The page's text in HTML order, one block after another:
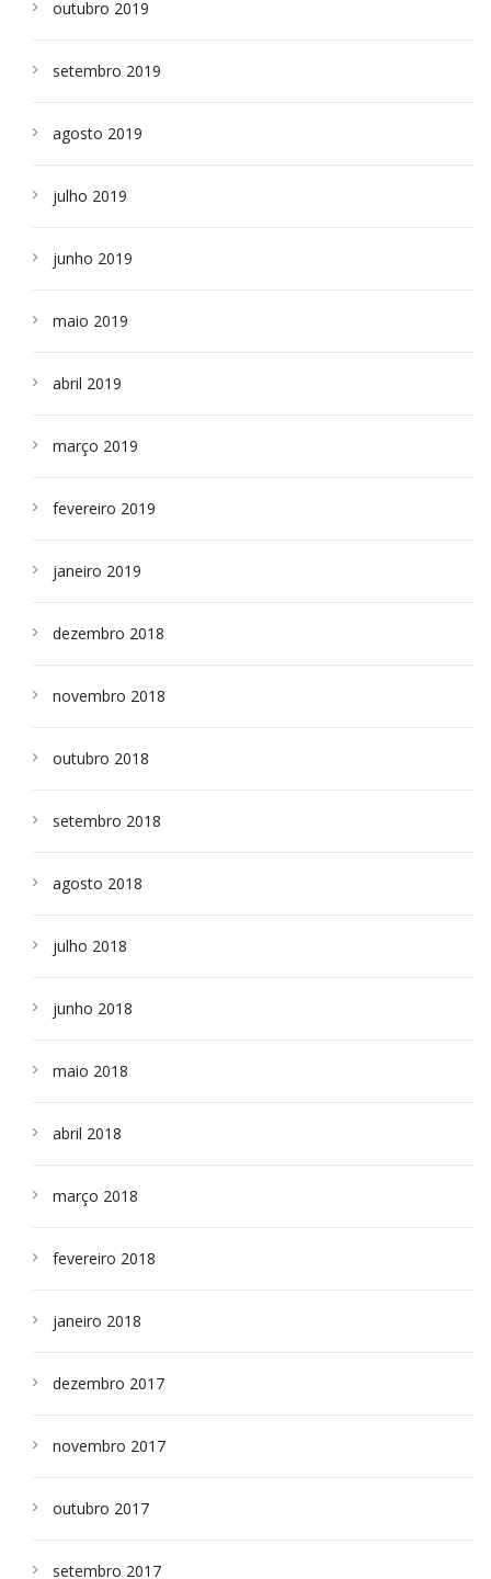
outubro 2019
setembro 2019
agosto 2019
julho 2019
junho 2019
maio 2019
abril 2019
março 2019
fevereiro 2019
janeiro 2019
dezembro 2018
novembro 2018
outubro 2018
setembro 2018
agosto 2018
julho 2018
junho 2018
maio 2018
abril 2018
março 2018
fevereiro 2018
janeiro 2018
dezembro 2017
novembro 2017
outubro 2017
setembro 2017